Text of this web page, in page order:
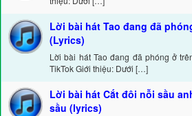
Lời bài hát Tao đang đã
(Lyrics)
Lời bài hát Tao đang đã phóng ở
TikTok Giới thiệu: Dưới […]
Lời bài hát Cắt đôi nỗi sầu
sầu (lyrics)